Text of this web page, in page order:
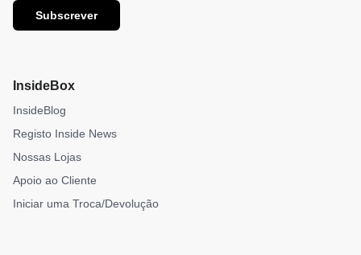
Subscrever
InsideBox
InsideBlog
Registo Inside News
Nossas Lojas
Apoio ao Cliente
Iniciar uma Troca/Devolução